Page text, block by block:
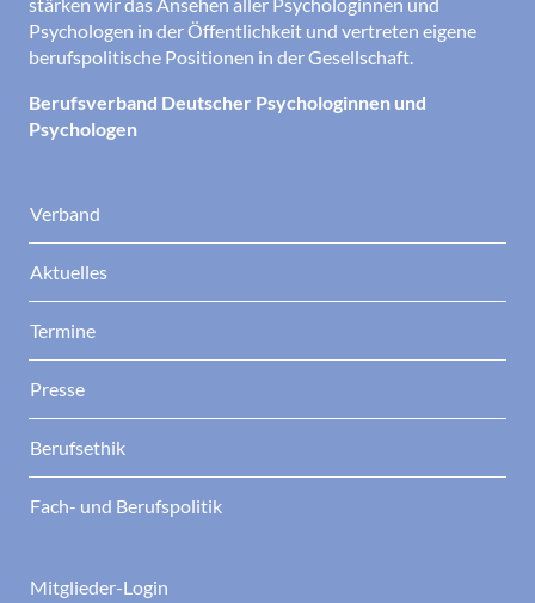
stärken wir das Ansehen aller Psychologinnen und
Psychologen in der Öffentlichkeit und vertreten eigene
berufspolitische Positionen in der Gesellschaft.
Berufsverband Deutscher Psychologinnen und
Psychologen
Verband
Aktuelles
Termine
Presse
Berufsethik
Fach- und Berufspolitik
Mitglieder-Login